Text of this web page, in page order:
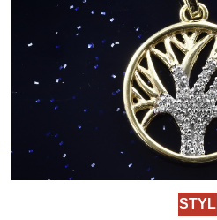
STYL